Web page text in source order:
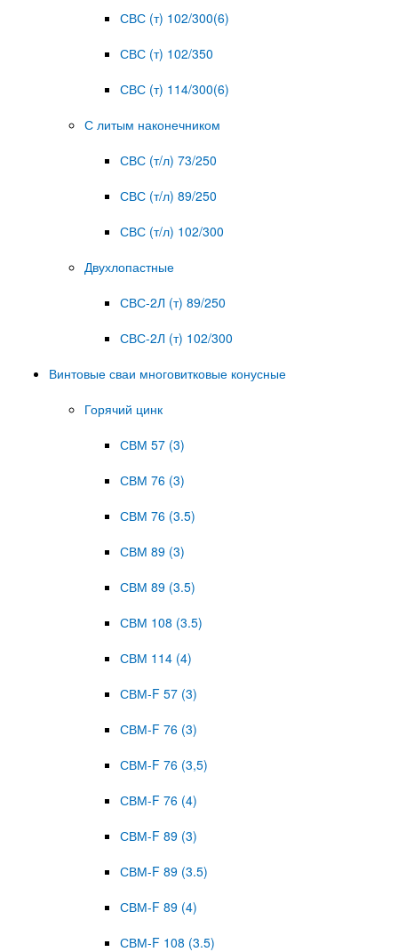
СВС (т) 102/300(6)
СВС (т) 102/350
СВС (т) 114/300(6)
С литым наконечником
СВС (т/л) 73/250
СВС (т/л) 89/250
СВС (т/л) 102/300
Двухлопастные
СВС-2Л (т) 89/250
СВС-2Л (т) 102/300
Винтовые сваи многовитковые конусные
Горячий цинк
СВМ 57 (3)
СВМ 76 (3)
СВМ 76 (3.5)
СВМ 89 (3)
СВМ 89 (3.5)
СВМ 108 (3.5)
СВМ 114 (4)
СВМ-F 57 (3)
СВМ-F 76 (3)
СВМ-F 76 (3,5)
СВМ-F 76 (4)
СВМ-F 89 (3)
СВМ-F 89 (3.5)
СВМ-F 89 (4)
СВМ-F 108 (3.5)